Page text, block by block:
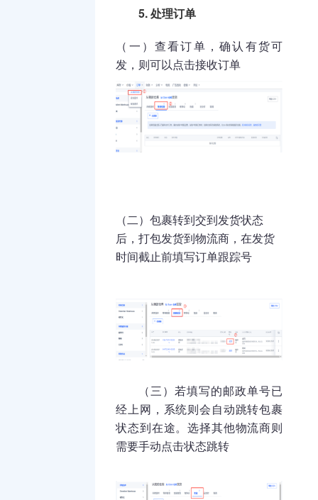
5.处理订单
（一）查看订单，确认有货可
发，则可以点击接收订单
（二）包裹转到交到发货状态
后，打包发货到物流商，在发货
时间截止前填写订单跟踪号
（三）若填写的邮政单号已
经上网，系统则会自动跳转包裹
状态到在途。选择其他物流商则
需要手动点击状态跳转